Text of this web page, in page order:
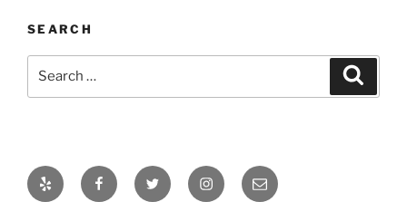
SEARCH
Yelp FacebookTwitter InstagramEmail